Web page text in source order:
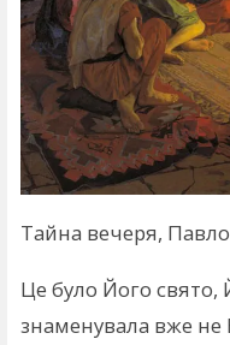
Тайна вечеря,
Це було Його свято,
знаменувала вже не